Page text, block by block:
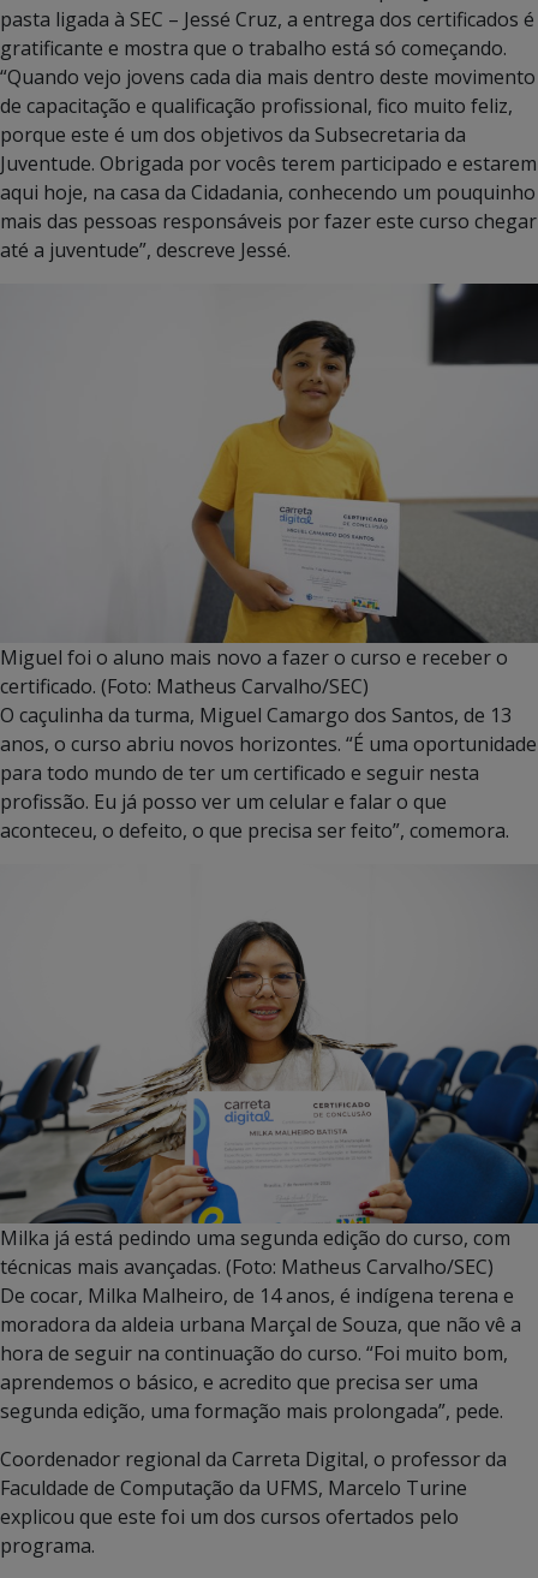
pasta ligada à SEC – Jessé Cruz, a entrega dos certificados é
gratificante e mostra que o trabalho está só começando.
“Quando vejo jovens cada dia mais dentro deste movimento
de capacitação e qualificação profissional, fico muito feliz,
porque este é um dos objetivos da Subsecretaria da
Juventude. Obrigada por vocês terem participado e estarem
aqui hoje, na casa da Cidadania, conhecendo um pouquinho
mais das pessoas responsáveis por fazer este curso chegar
até a juventude”, descreve Jessé.
Miguel foi o aluno mais novo a fazer o curso e receber o
certificado. (Foto: Matheus Carvalho/SEC)
O caçulinha da turma, Miguel Camargo dos Santos, de 13
anos, o curso abriu novos horizontes. “É uma oportunidade
para todo mundo de ter um certificado e seguir nesta
profissão. Eu já posso ver um celular e falar o que
aconteceu, o defeito, o que precisa ser feito”, comemora.
Milka já está pedindo uma segunda edição do curso, com
técnicas mais avançadas. (Foto: Matheus Carvalho/SEC)
De cocar, Milka Malheiro, de 14 anos, é indígena terena e
moradora da aldeia urbana Marçal de Souza, que não vê a
hora de seguir na continuação do curso. “Foi muito bom,
aprendemos o básico, e acredito que precisa ser uma
segunda edição, uma formação mais prolongada”, pede.
Coordenador regional da Carreta Digital, o professor da
Faculdade de Computação da UFMS, Marcelo Turine
explicou que este foi um dos cursos ofertados pelo
programa.